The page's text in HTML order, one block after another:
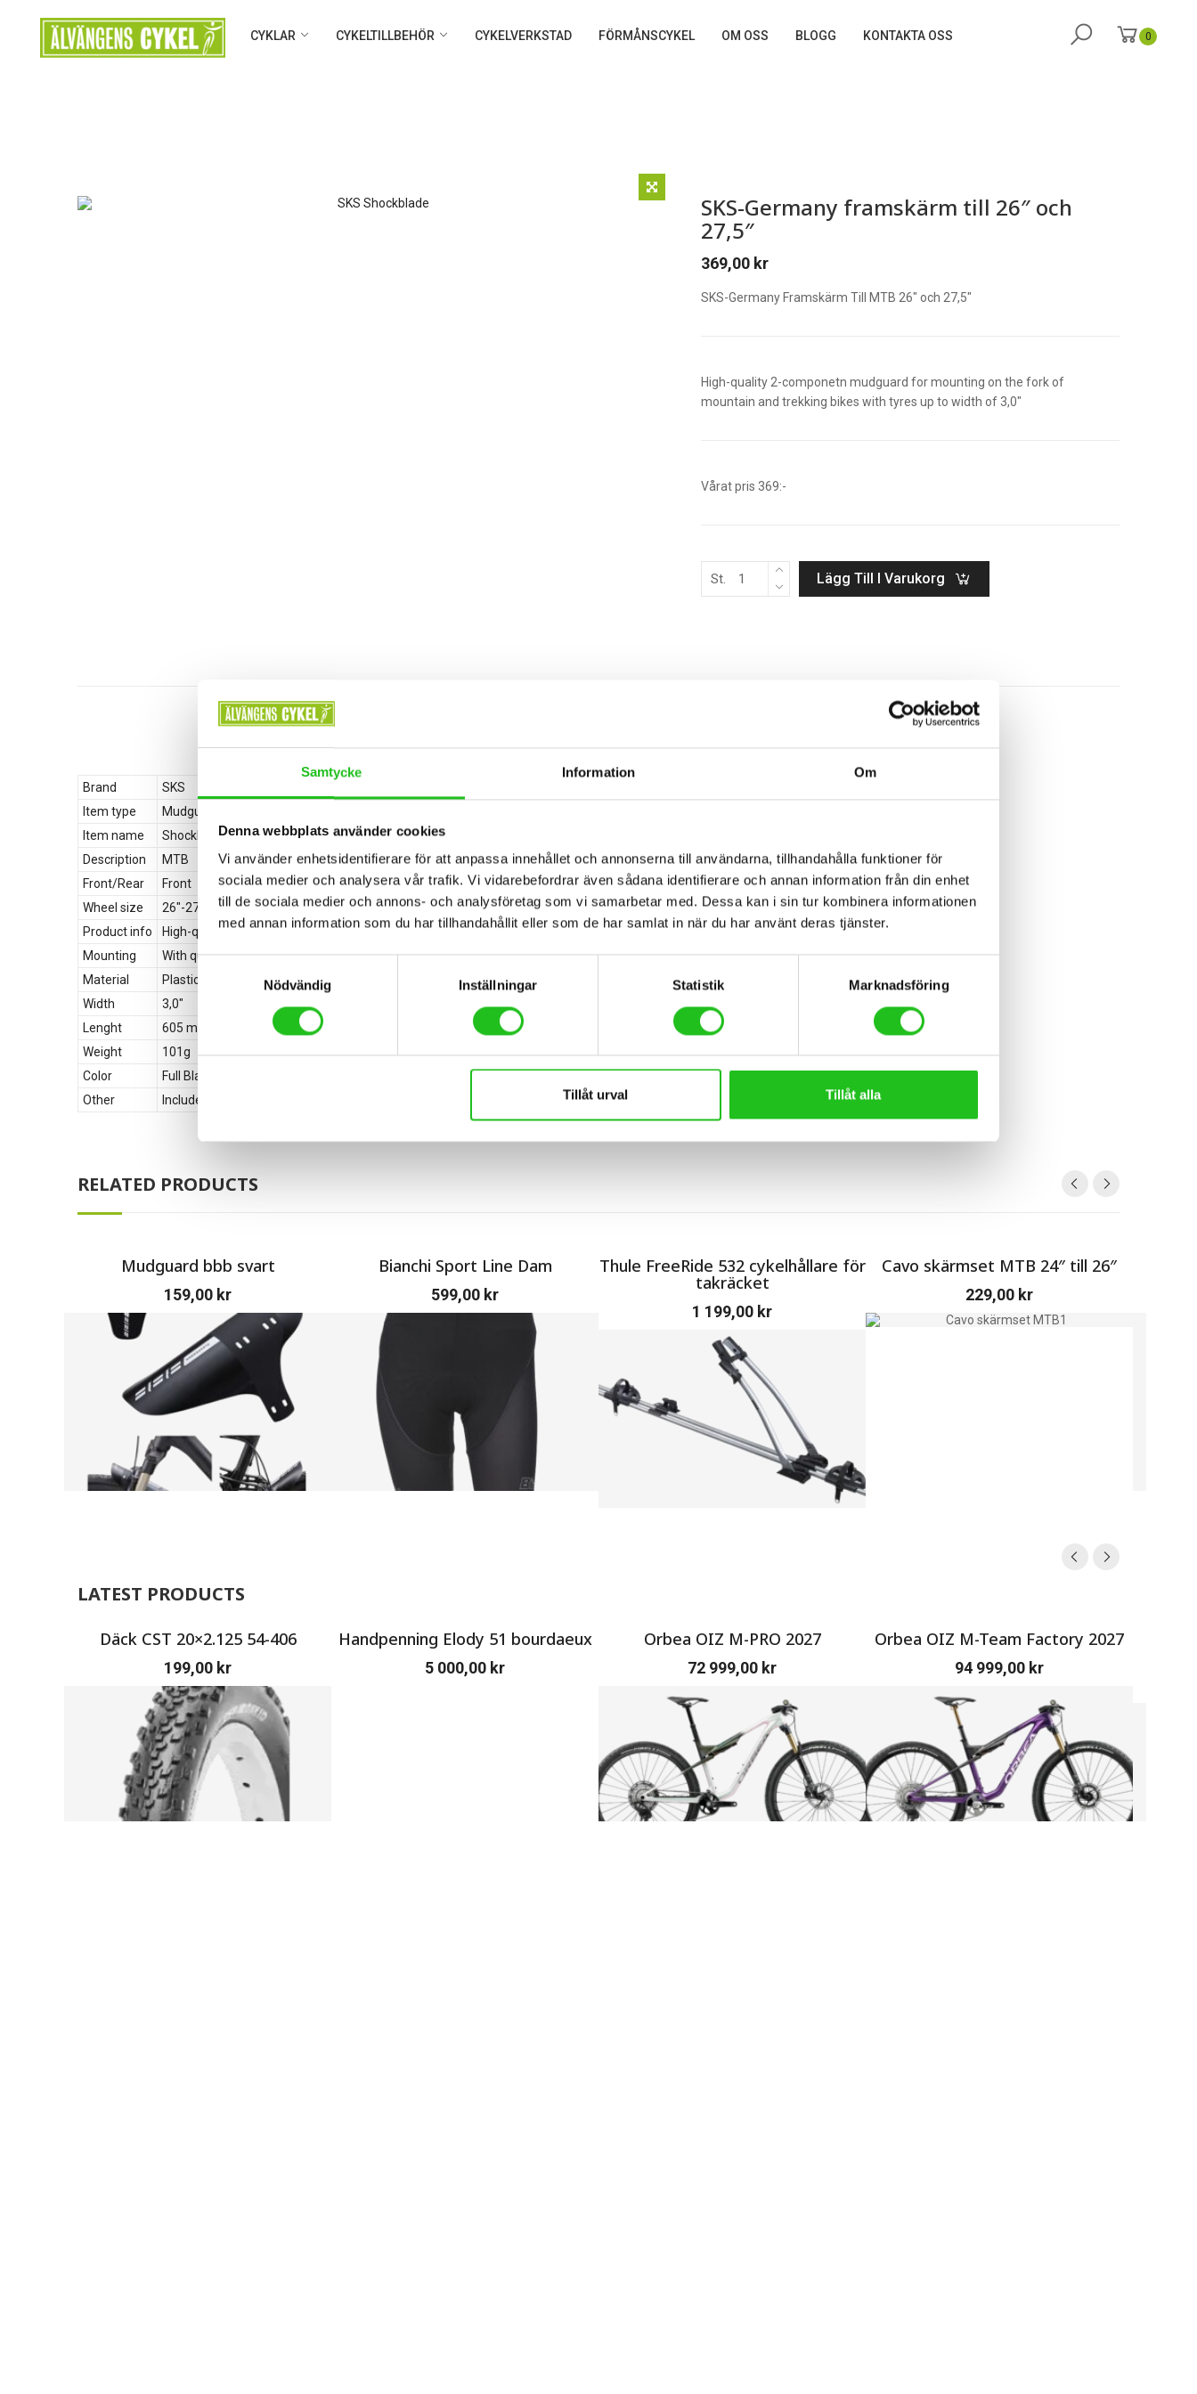
Samtycke Information Om
Denna webbplats använder cookies
Vi använder enhetsidentifierare för att anpassa innehållet och annonserna till användarna, tillhandahålla funktioner för
sociala medier och analysera vår trafik. Vi vidarebefordrar även sådana identifierare och annan information från din enhet
till de sociala medier och annons- och analysföretag som vi samarbetar med. Dessa kan i sin tur kombinera informationen
med annan information som du har tillhandahållit eller som de har samlat in när du har använt deras tjänster.
Nödvändig
Inställningar Statistik Marknadsföring
Tillåt urval Tillåt alla
CYKLAR CYKELTILLBEHÖR CYKELVERKSTAD FÖRMÅNSCYKEL OM OSS BLOGG KONTAKTA OSS 0
SKS-Germany framskärm till 26″ och
27,5″
369,00 kr
SKS-Germany Framskärm Till MTB 26″ och 27,5″
High-quality 2-componetn mudguard for mounting on the fork of
mountain and trekking bikes with tyres up to width of 3,0″
Vårat pris 369:-
St. Lägg Till I Varukorg
Brand
SKS
Item type
Mudguard
Item name
Shockblade Dark
Description
MTB
Front/Rear
Front
Wheel size
26″-27.5″
Product info
High-quality 2-componetn mudguard for mounting on the fork of mountain and trekking bikes with tyres up to width of 3,0″.
Mounting
With quick release and cone adapter
Material
Plastic
Width
3,0″
Lenght
605 mm
Weight
101g
Color
Full Black
Other
Included in delivery are 5 coneadapter (15-35mm)
RELATED PRODUCTS
Mudguard bbb svart
159,00 kr
Bianchi Sport Line Dam
599,00 kr
Thule FreeRide 532 cykelhållare för
takräcket
1 199,00 kr
Cavo skärmset MTB 24″ till 26″
229,00 kr
LATEST PRODUCTS
Däck CST 20×2.125 54-406
199,00 kr
Handpenning Elody 51 bourdaeux
5 000,00 kr
Orbea OIZ M-PRO 2027
72 999,00 kr
Orbea OIZ M-Team Factory 2027
94 999,00 kr